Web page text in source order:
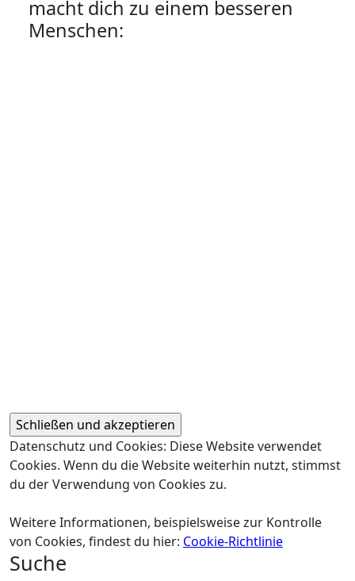
macht dich zu einem besseren
Menschen:
Datenschutz und Cookies: Diese Website verwendet
Cookies. Wenn du die Website weiterhin nutzt, stimmst
du der Verwendung von Cookies zu.
Weitere Informationen, beispielsweise zur Kontrolle
von Cookies, findest du hier: Cookie-Richtlinie
Suche